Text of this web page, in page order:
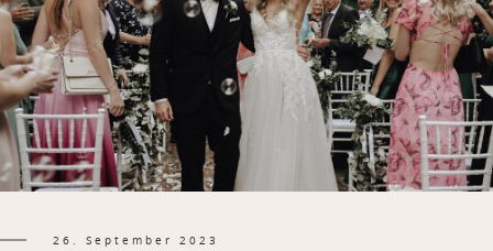
ABOUT
WEDDINGS
VIDEO
PORTFOLIO
26. September 2023